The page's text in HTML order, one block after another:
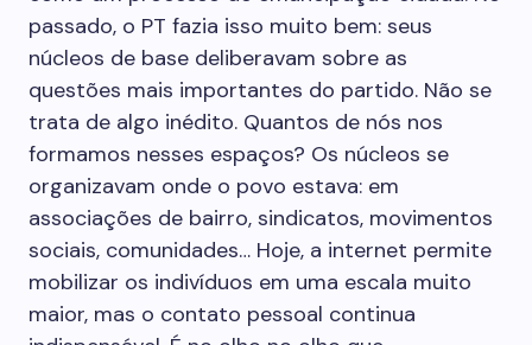
passado, o PT fazia isso muito bem: seus
núcleos de base deliberavam sobre as
questões mais importantes do partido. Não se
trata de algo inédito. Quantos de nós nos
formamos nesses espaços? Os núcleos se
organizavam onde o povo estava: em
associações de bairro, sindicatos, movimentos
sociais, comunidades… Hoje, a internet permite
mobilizar os indivíduos em uma escala muito
maior, mas o contato pessoal continua